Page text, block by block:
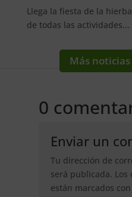
Llega la fiesta de la
de todas las actividades...
Más
0
Enviar un
Tu dirección de
será publicada. Los
están marcados con